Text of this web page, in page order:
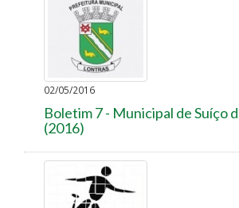
02/05/2016
Boletim 7 - Municipal de Suíço
(2016)